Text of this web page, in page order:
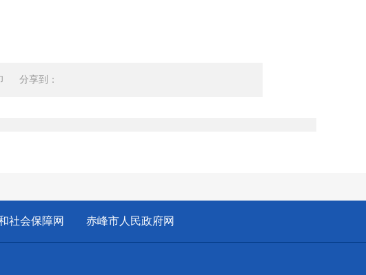
分享到：
社会保障网 赤峰市人民政府网